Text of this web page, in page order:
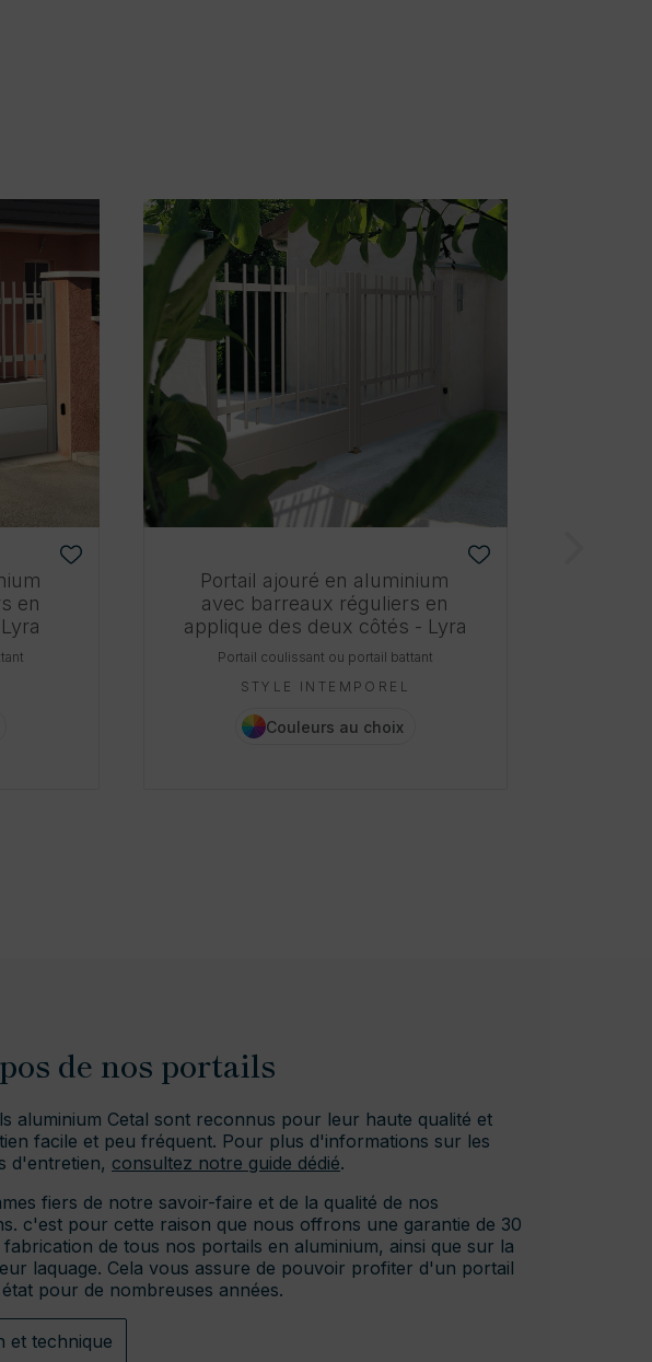
en
Portail ajouré en aluminium
avec barreaux réguliers en
applique des deux côtés - Lyra
Portail coulissant ou portail battant
STYLE INTEMPOREL
Couleurs au choix
de nos portails
aluminium Cetal sont reconnus pour leur haute qualité et
facile et peu fréquent. Pour plus d'informations sur les
d'entretien, consultez notre guide dédié.
fiers de notre savoir-faire et de la qualité de nos
c'est pour cette raison que nous offrons une garantie de 30
de tous nos portails en aluminium, ainsi que sur la
laquage. Cela vous assure de pouvoir profiter d'un portail
pour de nombreuses années.
et technique